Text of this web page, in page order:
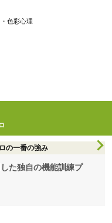
色彩心理
の一番の強み
た独自の機能訓練プ